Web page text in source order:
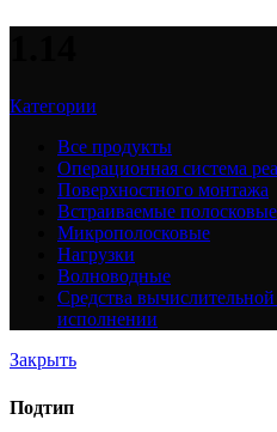
Категории
Все продукты
Операционная система
Поверхностного монтажа
Встраиваемые
Микрополосковые
Нагрузки
Волноводные
Средства
исполнении
Закрыть
Подтип